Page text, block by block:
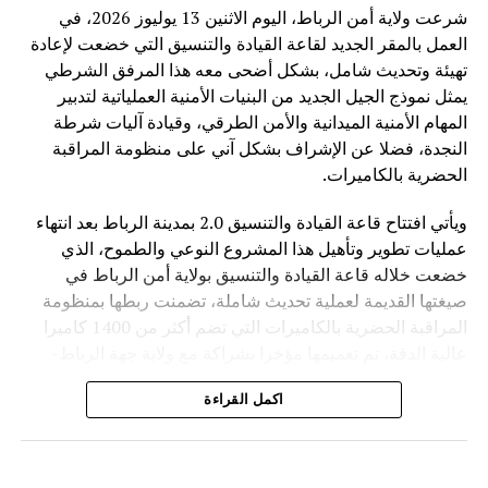
فقط تطوير القدرات التقنية، بل ضمان أن تكون هذه القدرات
متاحة بشكل عادل وآمن لجميع الدول.
وفي ظل المنافسة العالمية المتزايدة في مجال الذكاء
الاصطناعي، تطرح الصين رؤية تقوم على اعتبار التكنولوجيا
جسراً للتعاون والتنمية، وليس مجالاً للصراع، مؤكدة أن مستقبل
الذكاء الاصطناعي يجب أن يكون قائماً على الحكمة البشرية
والمسؤولية المشتركة من أجل خدمة رفاهية الشعوب
شرعت ولاية أمن الرباط، اليوم الاثنين 13 يوليوز 2026، في
العمل بالمقر الجديد لقاعة القيادة والتنسيق التي خضعت لإعادة
تهيئة وتحديث شامل، بشكل أضحى معه هذا المرفق الشرطي
يمثل نموذج الجيل الجديد من البنيات الأمنية العملياتية لتدبير
المهام الأمنية الميدانية والأمن الطرقي، وقيادة آليات شرطة
النجدة، فضلا عن الإشراف بشكل آني على منظومة المراقبة
الحضرية بالكاميرات.
ويأتي افتتاح قاعة القيادة والتنسيق 2.0 بمدينة الرباط بعد انتهاء
عمليات تطوير وتأهيل هذا المشروع النوعي والطموح، الذي
خضعت خلاله قاعة القيادة والتنسيق بولاية أمن الرباط في
صيغتها القديمة لعملية تحديث شاملة، تضمنت ربطها بمنظومة
المراقبة الحضرية بالكاميرات التي تضم أكثر من 1400 كاميرا
القنيطرة، فضلا عن تحديث بنيتها المعلوماتية التحتية من خلال
تدعيمها بمختلف أنظمة الاتصال ونقل البيانات التابعة للأمن
اكمل القراءة